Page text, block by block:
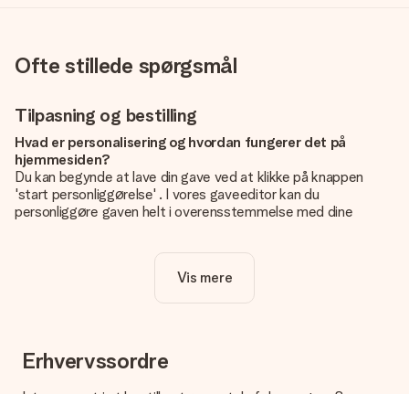
Ofte stillede spørgsmål
Tilpasning og bestilling
Hvad er personalisering og hvordan fungerer det på
hjemmesiden?
Du kan begynde at lave din gave ved at klikke på knappen
'start personliggørelse' . I vores gaveeditor kan du
personliggøre gaven helt i overensstemmelse med dine
Er personalisering inkluderet i prisen?
Prisen der vises på hjemmesiden omfatter personliggørelse
Hvordan ved jeg, om mit billede har den rigtige kvalitet?
Vi vil være sikre på, at du er helt tilfreds med din gave. Derfor
Vis mere
Erhvervssordre